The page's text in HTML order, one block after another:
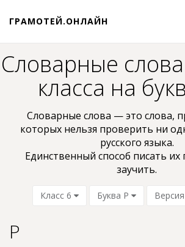
ГРАМОТЕЙ.ОНЛАЙН
Словарные
класса на
Словарные слова — это слова,
кoтopыx нельзя проверить ни
pyccкoгo языкa.
Единственный способ писать
заучить.
Класс 6 Буква Р
Р